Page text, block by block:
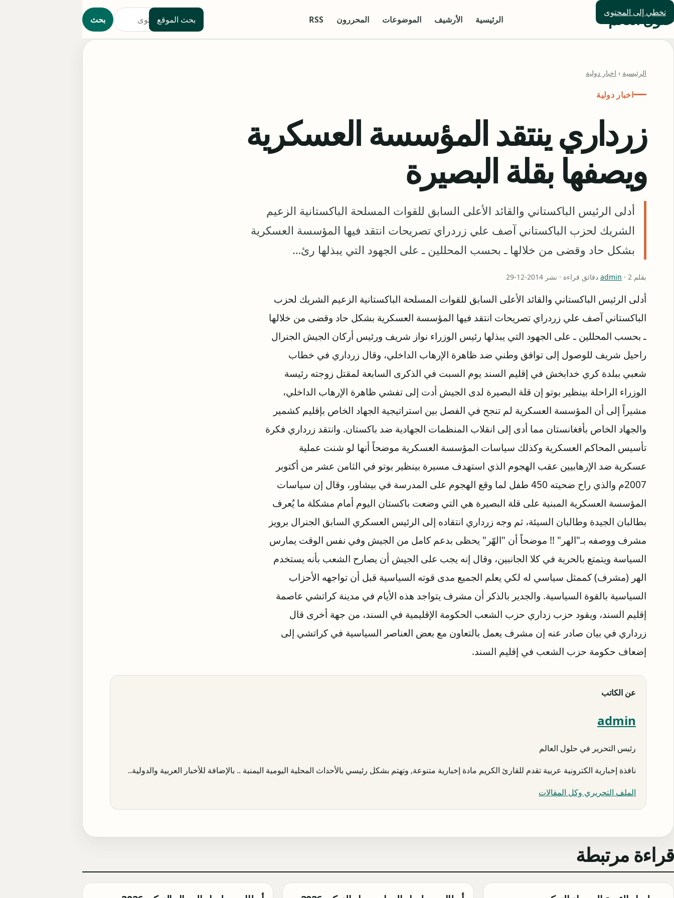
تخطي إلى المحتوى
حلول العالم الرئيسية الأرشيف الموضوعات المحررون RSS بحث الموقع بحث
الرئيسية › اخبار دولية
اخبار دولية
زرداري ينتقد المؤسسة العسكرية
ويصفها بقلة البصيرة
أدلى الرئيس الباكستاني والقائد الأعلى السابق للقوات المسلحة الباكستانية الزعيم
الشريك لحزب الباكستاني آصف علي زردراي تصريحات انتقد فيها المؤسسة العسكرية
بشكل حاد وقضى من خلالها ـ بحسب المحللين ـ على الجهود التي يبذلها رئ…
بقلم admin · 2 دقائق قراءة · نشر 2014-12-29
أدلى الرئيس الباكستاني والقائد الأعلى السابق للقوات المسلحة الباكستانية الزعيم الشريك لحزب
الباكستاني آصف علي زردراي تصريحات انتقد فيها المؤسسة العسكرية بشكل حاد وقضى من خلالها
ـ بحسب المحللين ـ على الجهود التي يبذلها رئيس الوزراء نواز شريف ورئيس أركان الجيش الجنرال
راحيل شريف للوصول إلى توافق وطني ضد ظاهرة الإرهاب الداخلي، وقال زرداري في خطاب
شعبي ببلدة كري خدابخش في إقليم السند يوم السبت في الذكرى السابعة لمقتل زوجته رئيسة
الوزراء الراحلة بينظير بوتو إن قلة البصيرة لدى الجيش أدت إلى تفشي ظاهرة الإرهاب الداخلي،
مشيراً إلى أن المؤسسة العسكرية لم تنجح في الفصل بين استراتيجية الجهاد الخاص بإقليم كشمير
والجهاد الخاص بأفغانستان مما أدى إلى انقلاب المنظمات الجهادية ضد باكستان. وانتقد زرداري فكرة
تأسيس المحاكم العسكرية وكذلك سياسات المؤسسة العسكرية موضحاً أنها لو شنت عملية
عسكرية ضد الإرهابيين عقب الهجوم الذي استهدف مسيرة بينظير بوتو في الثامن عشر من أكتوبر
2007م والذي راح ضحيته 450 طفل لما وقع الهجوم على المدرسة في بيشاور، وقال إن سياسات
المؤسسة العسكرية المبنية على قلة البصيرة هي التي وضعت باكستان اليوم أمام مشكلة ما يُعرف
بطالبان الجيدة وطالبان السيئة، ثم وجه زرداري انتقاده إلى الرئيس العسكري السابق الجنرال برويز
مشرف ووصفه بـ"الهر" !! موضحاً أن "الهّر" يحظى بدعم كامل من الجيش وفي نفس الوقت يمارس
السياسة ويتمتع بالحرية في كلا الجانبين، وقال إنه يجب على الجيش أن يصارح الشعب بأنه يستخدم
الهر (مشرف) كممثل سياسي له لكي يعلم الجميع مدى قوته السياسية قبل أن تواجهه الأحزاب
السياسية بالقوة السياسية. والجدير بالذكر أن مشرف يتواجد هذه الأيام في مدينة كراتشي عاصمة
إقليم السند، ويقود حزب زداري حزب الشعب الحكومة الإقليمية في السند، من جهة أخرى قال
زرداري في بيان صادر عنه إن مشرف يعمل بالتعاون مع بعض العناصر السياسية في كراتشي إلى
إضعاف حكومة حزب الشعب في إقليم السند.
عن الكاتب
admin
رئيس التحرير في حلول العالم
نافذة إخبارية الكترونية عربية تقدم للقارئ الكريم مادة إخبارية متنوعة, وتهتم بشكل رئيسي بالأحداث المحلية اليومية اليمنية .. بالإضافة للأخبار العربية والدولية..
الملف التحريري وكل المقالات
قراءة مرتبطة